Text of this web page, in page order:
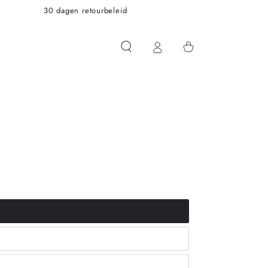
30 dagen retourbeleid
Winkelwagen